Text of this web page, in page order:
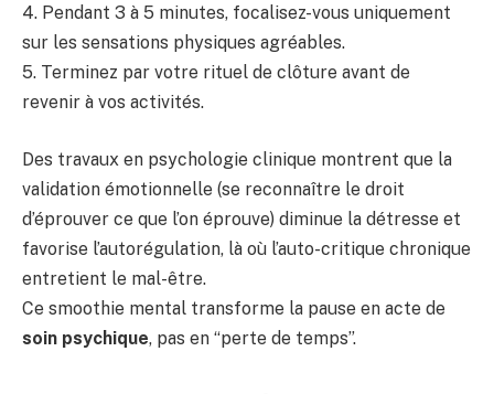
4. Pendant 3 à 5 minutes, focalisez-vous uniquement
sur les sensations physiques agréables.
5. Terminez par votre rituel de clôture avant de
revenir à vos activités.
Des travaux en psychologie clinique montrent que la
validation émotionnelle (se reconnaître le droit
d’éprouver ce que l’on éprouve) diminue la détresse et
favorise l’autorégulation, là où l’auto-critique chronique
entretient le mal-être.
Ce smoothie mental transforme la pause en acte de
soin psychique, pas en “perte de temps”.